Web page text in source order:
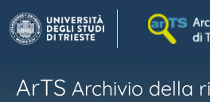
ArTS Archivio della